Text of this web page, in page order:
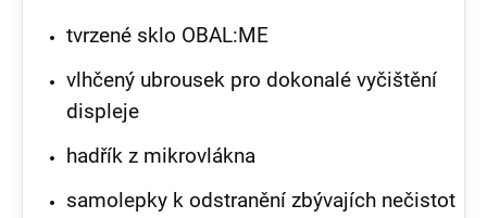
tvrzené sklo OBAL:ME
vlhčený ubrousek pro dokonalé vyčištění
displeje
hadřík z mikrovlákna
samolepky k odstranění zbývajích nečistot